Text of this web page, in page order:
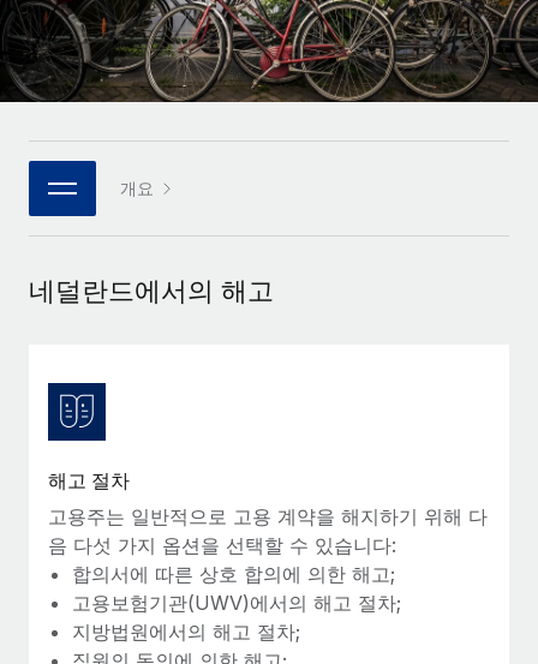
팀을 위한 통합된 핵심 HR 기능
연결 새로운
통합
핵심 비즈니스 도구로 프로세스를 간소화
전문가 상담
신원 조사
채용 후보자 심사 프로세스 간소화
Compliance Watchtower
기기 관리
전 세계 IT 장비 제공 및 추적 관리
법인 설립
대기업을 위한 글로벌 HR
REMOTE 파트너 되기
플랫폼에 글로벌 HR을 유연하게 통합
Remote와의 파트너십 기회 탐색
Remote Build 곧 제공 예정
사례 연구
체크리스트 및 템플릿
직무 설명 라이브러리
이벤트
급여 및 인재 인사이트
모든 리소스 보기
글로벌 급여
EOR 및 PEO
계약자 관리
Português (Portugal)
한국어
개요
네덜란드에서의 해고
해고 절차
고용주는 일반적으로 고용 계약을 해지하기 위해 다
음 다섯 가지 옵션을 선택할 수 있습니다:
합의서에 따른 상호 합의에 의한 해고;
고용보험기관(UWV)에서의 해고 절차;
지방법원에서의 해고 절차;